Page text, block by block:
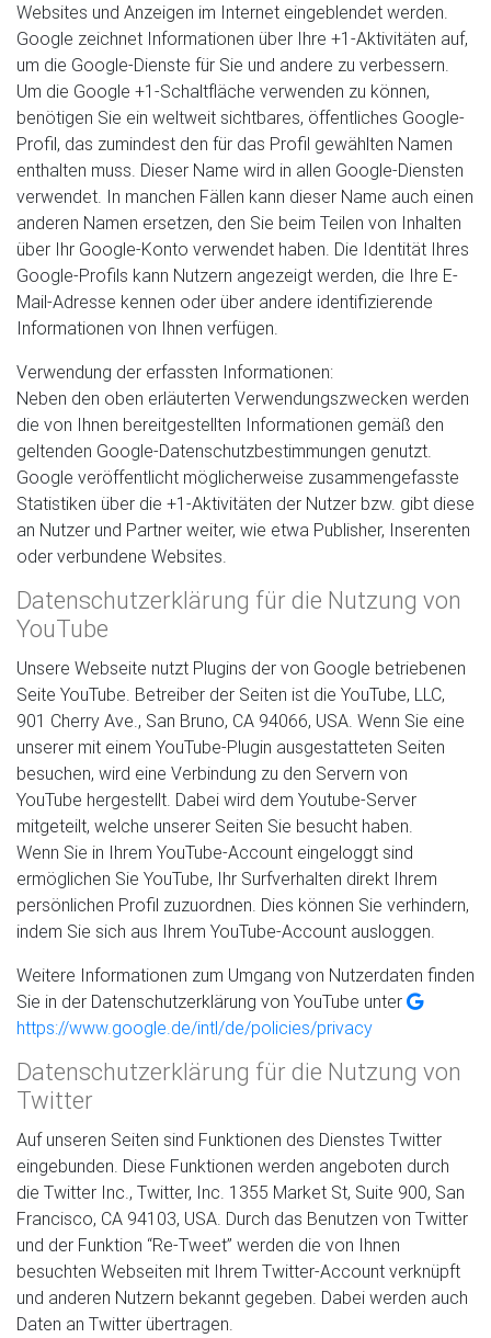
Websites und Anzeigen im Internet eingeblendet werden.
Google zeichnet Informationen über Ihre +1-Aktivitäten auf,
um die Google-Dienste für Sie und andere zu verbessern.
Um die Google +1-Schaltfläche verwenden zu können,
benötigen Sie ein weltweit sichtbares, öffentliches Google-
Profil, das zumindest den für das Profil gewählten Namen
enthalten muss. Dieser Name wird in allen Google-Diensten
verwendet. In manchen Fällen kann dieser Name auch einen
anderen Namen ersetzen, den Sie beim Teilen von Inhalten
über Ihr Google-Konto verwendet haben. Die Identität Ihres
Google-Profils kann Nutzern angezeigt werden, die Ihre E-
Mail-Adresse kennen oder über andere identifizierende
Informationen von Ihnen verfügen.
Verwendung der erfassten Informationen:
Neben den oben erläuterten Verwendungszwecken werden
die von Ihnen bereitgestellten Informationen gemäß den
geltenden Google-Datenschutzbestimmungen genutzt.
Google veröffentlicht möglicherweise zusammengefasste
Statistiken über die +1-Aktivitäten der Nutzer bzw. gibt diese
an Nutzer und Partner weiter, wie etwa Publisher, Inserenten
oder verbundene Websites.
Datenschutzerklärung für die Nutzung von
YouTube
Unsere Webseite nutzt Plugins der von Google betriebenen
Seite YouTube. Betreiber der Seiten ist die YouTube, LLC,
901 Cherry Ave., San Bruno, CA 94066, USA. Wenn Sie eine
unserer mit einem YouTube-Plugin ausgestatteten Seiten
besuchen, wird eine Verbindung zu den Servern von
YouTube hergestellt. Dabei wird dem Youtube-Server
mitgeteilt, welche unserer Seiten Sie besucht haben.
Wenn Sie in Ihrem YouTube-Account eingeloggt sind
ermöglichen Sie YouTube, Ihr Surfverhalten direkt Ihrem
persönlichen Profil zuzuordnen. Dies können Sie verhindern,
indem Sie sich aus Ihrem YouTube-Account ausloggen.
Weitere Informationen zum Umgang von Nutzerdaten finden
Sie in der Datenschutzerklärung von YouTube unter
https://www.google.de/intl/de/policies/privacy
Datenschutzerklärung für die Nutzung von
Twitter
Auf unseren Seiten sind Funktionen des Dienstes Twitter
eingebunden. Diese Funktionen werden angeboten durch
die Twitter Inc., Twitter, Inc. 1355 Market St, Suite 900, San
Francisco, CA 94103, USA. Durch das Benutzen von Twitter
und der Funktion “Re-Tweet” werden die von Ihnen
besuchten Webseiten mit Ihrem Twitter-Account verknüpft
und anderen Nutzern bekannt gegeben. Dabei werden auch
Daten an Twitter übertragen.